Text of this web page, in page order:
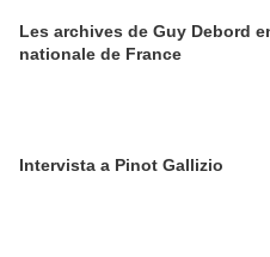
Les archives de Guy Debord
nationale de France
Intervista a Pinot Gallizio